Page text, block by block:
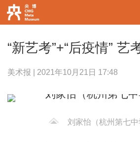
“新艺考”+“后疫情” 艺
美术报 | 2021年10月21日 17:48
刘家怡（杭州第七